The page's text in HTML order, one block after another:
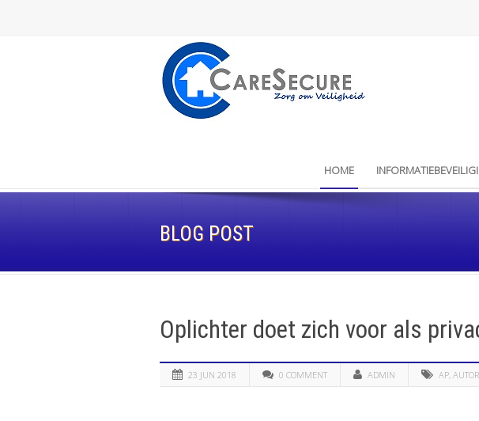
HOME
BLOG POST
Oplichter doet zich voor als
23 JUN 2018 0 COMMENT ADMIN AP,